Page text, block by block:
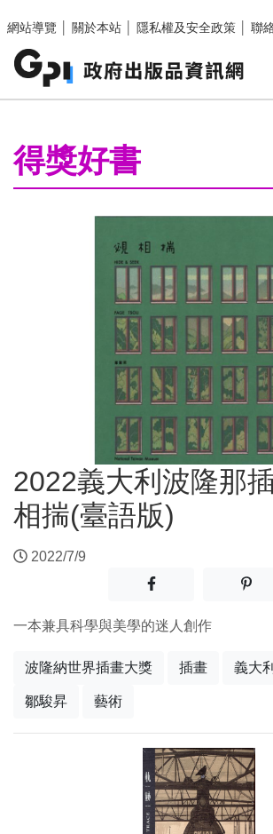
網站導覽
關於本站 隱私權及安全政策 聯
:::
得獎好書
2022義大利波隆那
相揣(臺語版)
2022/7/9
分享至facebook(另
分享
一本兼具科學與美學的迷人創作
波隆納世界插畫大獎 插畫 義大
鄒駿昇 藝術